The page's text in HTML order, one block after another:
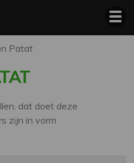
Patat
dat doet deze
zijn in vorm